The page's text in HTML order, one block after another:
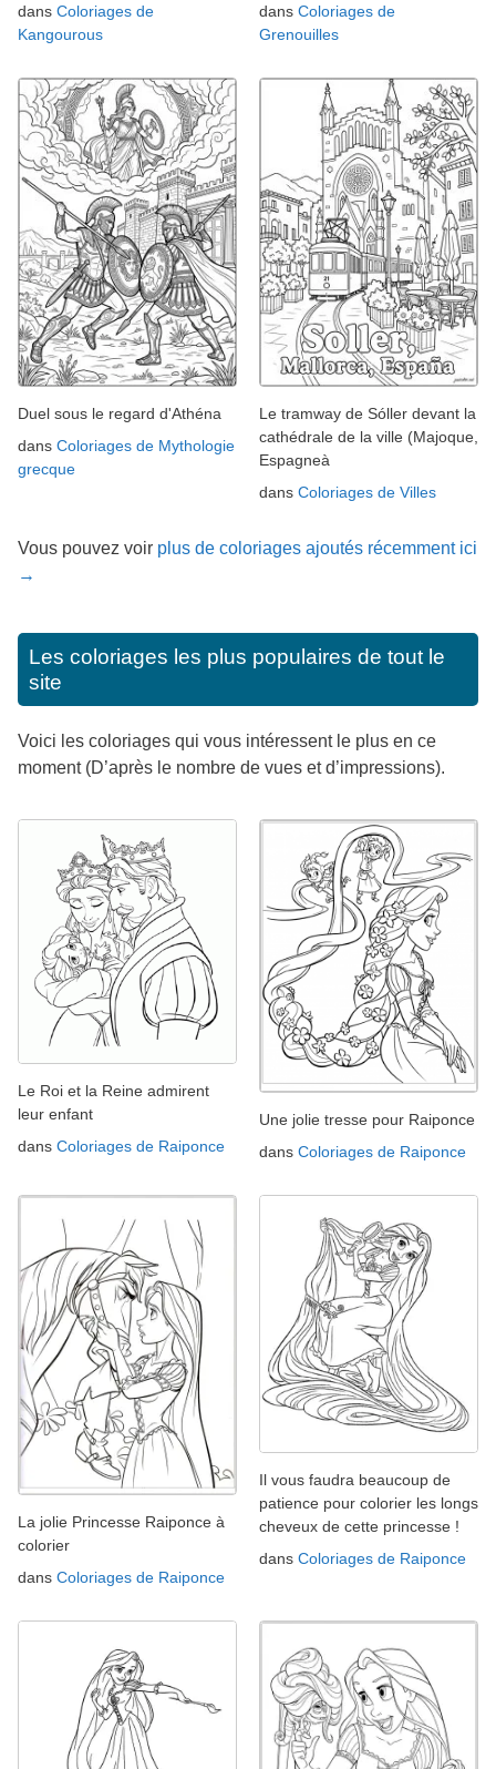
dans Coloriages de
Kangourous
dans Coloriages de
Grenouilles
Duel sous le regard d'Athéna
dans Coloriages de Mythologie
grecque
Le tramway de Sóller devant la
cathédrale de la ville (Majoque,
Espagneà
dans Coloriages de Villes
Vous pouvez voir plus de coloriages ajoutés récemment ici
→
Les coloriages les plus populaires de tout le
site
Voici les coloriages qui vous intéressent le plus en ce
moment (D’après le nombre de vues et d’impressions).
Le Roi et la Reine admirent
leur enfant
dans Coloriages de Raiponce
Une jolie tresse pour Raiponce
dans Coloriages de Raiponce
La jolie Princesse Raiponce à
colorier
dans Coloriages de Raiponce
Il vous faudra beaucoup de
patience pour colorier les longs
cheveux de cette princesse !
dans Coloriages de Raiponce